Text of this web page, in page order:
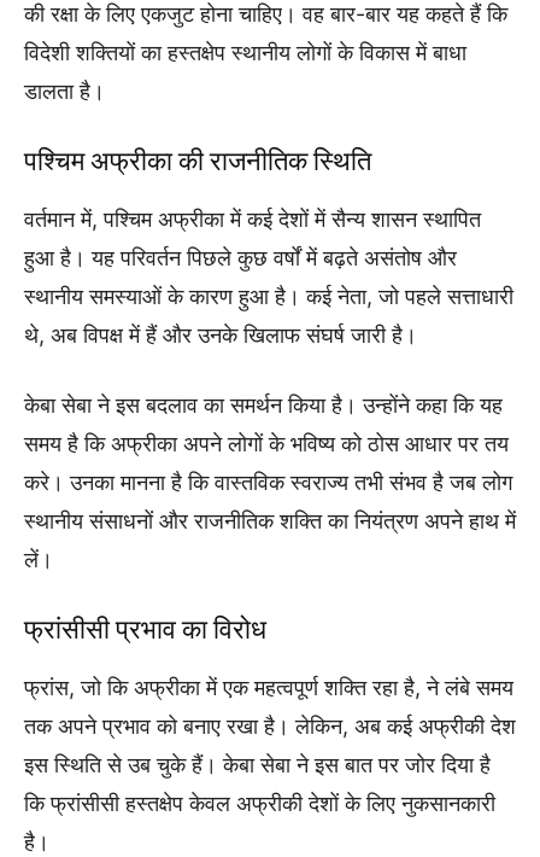
की रक्षा के लिए एकजुट होना चाहिए। वह बार-बार यह कहते हैं कि
विदेशी शक्तियों का हस्तक्षेप स्थानीय लोगों के विकास में बाधा
डालता है।
पश्चिम अफ्रीका की राजनीतिक स्थिति
वर्तमान में, पश्चिम अफ्रीका में कई देशों में सैन्य शासन स्थापित
हुआ है। यह परिवर्तन पिछले कुछ वर्षों में बढ़ते असंतोष और
स्थानीय समस्याओं के कारण हुआ है। कई नेता, जो पहले सत्ताधारी
थे, अब विपक्ष में हैं और उनके खिलाफ संघर्ष जारी है।
केबा सेबा ने इस बदलाव का समर्थन किया है। उन्होंने कहा कि यह
समय है कि अफ्रीका अपने लोगों के भविष्य को ठोस आधार पर तय
करे। उनका मानना है कि वास्तविक स्वराज्य तभी संभव है जब लोग
स्थानीय संसाधनों और राजनीतिक शक्ति का नियंत्रण अपने हाथ में
लें।
फ्रांसीसी प्रभाव का विरोध
फ्रांस, जो कि अफ्रीका में एक महत्वपूर्ण शक्ति रहा है, ने लंबे समय
तक अपने प्रभाव को बनाए रखा है। लेकिन, अब कई अफ्रीकी देश
इस स्थिति से उब चुके हैं। केबा सेबा ने इस बात पर जोर दिया है
कि फ्रांसीसी हस्तक्षेप केवल अफ्रीकी देशों के लिए नुकसानकारी
है।